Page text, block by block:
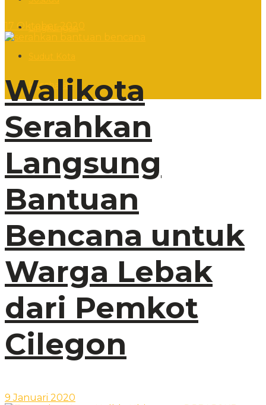
Kesehatan
17 Oktober 2020
Walikota
Serahkan
Langsung
Bantuan
Bencana untuk
Warga Lebak
dari Pemkot
Cilegon
9 Januari 2020